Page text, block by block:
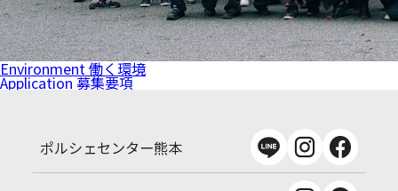
Environment働く環境
Application募集要項
ポルシェセンター熊本